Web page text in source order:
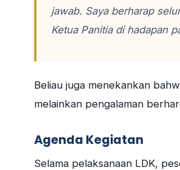
jawab. Saya berharap
Ketua Panitia di hadapan
Beliau juga menekankan
melainkan pengalaman
Agenda Kegiatan
Selama pelaksanaan LDK,